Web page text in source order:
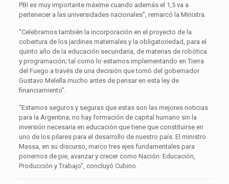
PBI es muy importante máxime cuando además el 1,5 va a
pertenecer a las universidades nacionales”, remarcó la Ministra.
“Celebramos también la incorporación en el proyecto de la
cobertura de los jardines maternales y la obligatoriedad, para el
quinto año de la educación secundaria, de materias de robótica
y programación; tal como lo estamos implementando en Tierra
del Fuego a través de una decisión que tomó del gobernador
Gustavo Melella mucho antes de pensar en esta ley de
financiamiento”.
“Estamos seguros y seguras que estas son las mejores noticias
para la Argentina; no hay formación de capital humano sin la
inversión necesaria en educación que tiene que constituirse en
uno de los pilares para el desarrollo de nuestro país. El ministro
Massa, en su discurso, marco tres ejes fundamentales para
ponernos de pie, avanzar y crecer como Nación: Educación,
Producción y Trabajo”, concluyó Cubino.